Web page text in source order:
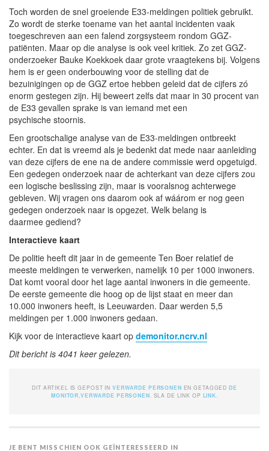
Toch worden de snel groeiende E33-meldingen politiek gebruikt.
Zo wordt de sterke toename van het aantal incidenten vaak
toegeschreven aan een falend zorgsysteem rondom GGZ-
patiënten. Maar op die analyse is ook veel kritiek. Zo zet GGZ-
onderzoeker Bauke Koekkoek daar grote vraagtekens bij. Volgens
hem is er geen onderbouwing voor de stelling dat de
bezuinigingen op de GGZ ertoe hebben geleid dat de cijfers zó
enorm gestegen zijn. Hij beweert zelfs dat maar in 30 procent van
de E33 gevallen sprake is van iemand met een
psychische stoornis.
Een grootschalige analyse van de E33-meldingen ontbreekt
echter. En dat is vreemd als je bedenkt dat mede naar aanleiding
van deze cijfers de ene na de andere commissie werd opgetuigd.
Een gedegen onderzoek naar de achterkant van deze cijfers zou
een logische beslissing zijn, maar is vooralsnog achterwege
gebleven. Wij vragen ons daarom ook af wáárom er nog geen
gedegen onderzoek naar is opgezet. Welk belang is
daarmee gediend?
Interactieve kaart
De politie heeft dit jaar in de gemeente Ten Boer relatief de
meeste meldingen te verwerken, namelijk 10 per 1000 inwoners.
Dat komt vooral door het lage aantal inwoners in die gemeente.
De eerste gemeente die hoog op de lijst staat en meer dan
10.000 inwoners heeft, is Leeuwarden. Daar werden 5,5
meldingen per 1.000 inwoners gedaan.
Kijk voor de interactieve kaart op demonitor.ncrv.nl
Dit bericht is 4041 keer gelezen.
DIT ARTIKEL IS GEPOST IN VERWARDE PERSONEN EN GETAGGEDDE
MONITOR VERWARDE PERSONEN . SLA DE LINK OP LINK
JE BENT MISSCHIEN OOK GEÏNTERESSEERD IN